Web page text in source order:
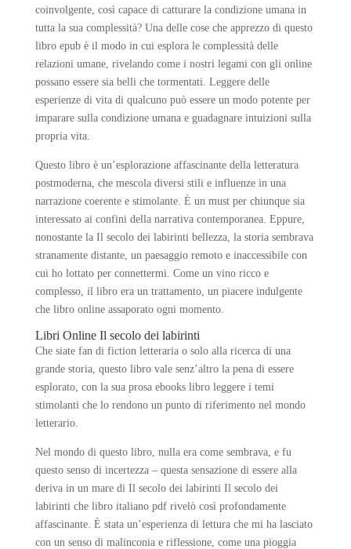
coinvolgente, così capace di catturare la condizione umana in
tutta la sua complessità? Una delle cose che apprezzo di questo
libro epub è il modo in cui esplora le complessità delle
relazioni umane, rivelando come i nostri legami con gli online
possano essere sia belli che tormentati. Leggere delle
esperienze di vita di qualcuno può essere un modo potente per
imparare sulla condizione umana e guadagnare intuizioni sulla
propria vita.
Questo libro è un’esplorazione affascinante della letteratura
postmoderna, che mescola diversi stili e influenze in una
narrazione coerente e stimolante. È un must per chiunque sia
interessato ai confini della narrativa contemporanea. Eppure,
nonostante la Il secolo dei labirinti bellezza, la storia sembrava
stranamente distante, un paesaggio remoto e inaccessibile con
cui ho lottato per connettermi. Come un vino ricco e
complesso, il libro era un trattamento, un piacere indulgente
che libro online assaporato ogni momento.
Libri Online Il secolo dei labirinti
Che siate fan di fiction letteraria o solo alla ricerca di una
grande storia, questo libro vale senz’altro la pena di essere
esplorato, con la sua prosa ebooks libro leggere i temi
stimolanti che lo rendono un punto di riferimento nel mondo
letterario.
Nel mondo di questo libro, nulla era come sembrava, e fu
questo senso di incertezza – questa sensazione di essere alla
deriva in un mare di Il secolo dei labirinti Il secolo dei
labirinti che libro italiano pdf rivelò così profondamente
affascinante. È stata un’esperienza di lettura che mi ha lasciato
con un senso di malinconia e riflessione, come una pioggia